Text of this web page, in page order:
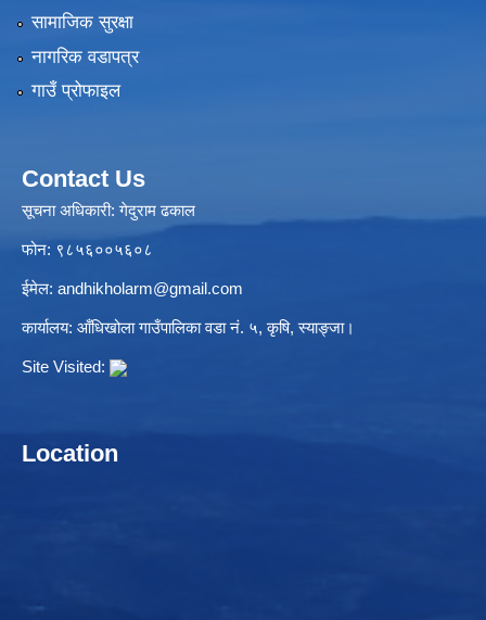
सामाजिक सुरक्षा
नागरिक वडापत्र
गाउँ प्रोफाइल
Contact Us
सूचना अधिकारी: गेदुराम ढकाल
फोन: ९८५६००५६०८
ईमेल: andhikholarm@gmail.com
कार्यालय: आँधिखोला गाउँपालिका वडा नं. ५, कृषि, स्याङ्जा।
Site Visited:
Location